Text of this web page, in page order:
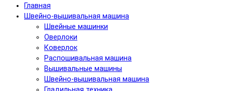
Главная
Швейно-вышивальная машина
Швейные машинки
Оверлоки
Коверлок
Распошивальная машина
Вышивальные машины
Швейно-вышивальная машина